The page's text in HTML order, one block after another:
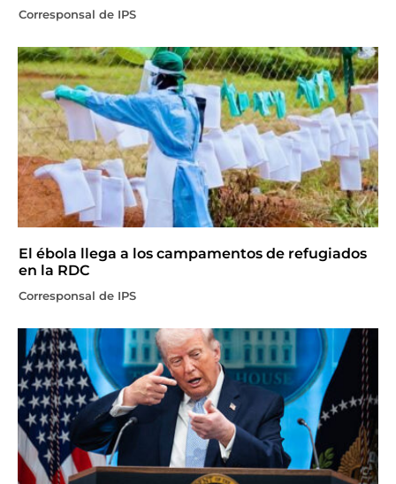
Corresponsal de IPS
El ébola llega a los campamentos de refugiados
en la RDC
Corresponsal de IPS